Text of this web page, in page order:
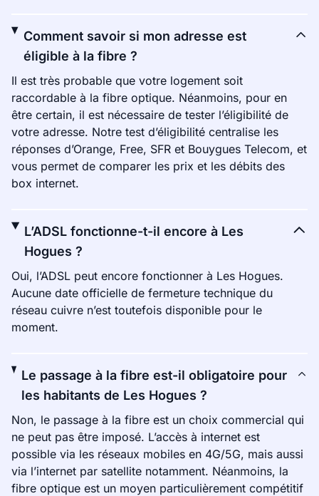
Comment savoir si mon adresse est
éligible à la fibre ?
Il est très probable que votre logement soit
raccordable à la fibre optique. Néanmoins, pour en
être certain, il est nécessaire de tester l’éligibilité de
votre adresse. Notre test d’éligibilité centralise les
réponses d’Orange, Free, SFR et Bouygues Telecom, et
vous permet de comparer les prix et les débits des
box internet.
L’ADSL fonctionne-t-il encore à Les
Hogues ?
Oui, l’ADSL peut encore fonctionner à Les Hogues.
Aucune date officielle de fermeture technique du
réseau cuivre n’est toutefois disponible pour le
moment.
Le passage à la fibre est-il obligatoire pour
les habitants de Les Hogues ?
Non, le passage à la fibre est un choix commercial qui
ne peut pas être imposé. L’accès à internet est
possible via les réseaux mobiles en 4G/5G, mais aussi
via l’internet par satellite notamment. Néanmoins, la
fibre optique est un moyen particulièrement compétitif